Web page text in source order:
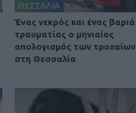
ΘΕΣΣΑΛΙΑ
Ένας νεκρός και ένας βαριά
τραυματίας ο μηνιαίος
απολογισμός των τροχαίων
στη Θεσσαλία